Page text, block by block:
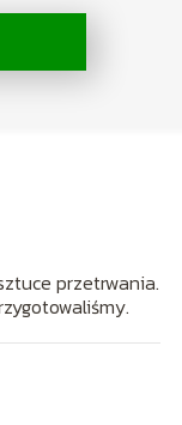
przetrwania.